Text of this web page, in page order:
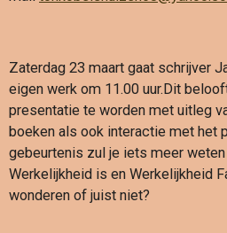
Zaterdag 23 maart gaat schrijver
eigen werk om 11.00 uur.Dit
presentatie te worden met uitleg
boeken als ook interactie met het
gebeurtenis zul je iets meer
Werkelijkheid is en Werkelijkheid
wonderen of juist niet?